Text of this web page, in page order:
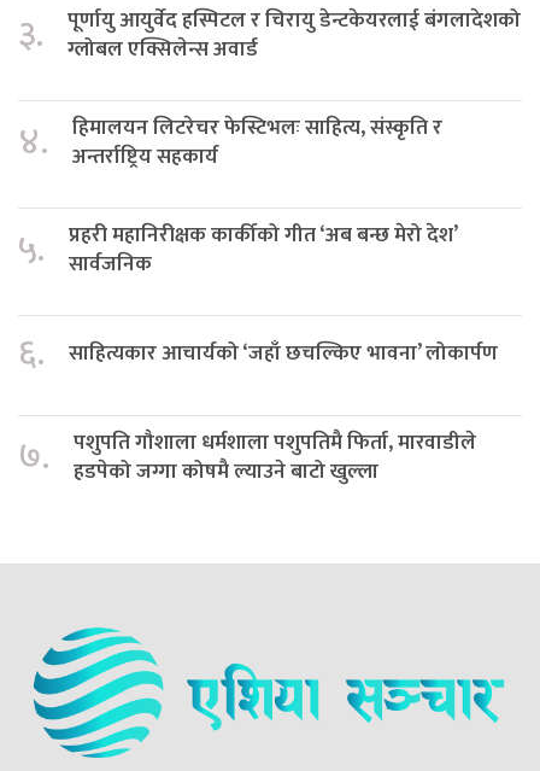
३.
पूर्णायु आयुर्वेद हस्पिटल र चिरायु डेन्टकेयरलाई बंगलादेशको
ग्लोबल एक्सिलेन्स अवार्ड
४.
हिमालयन लिटरेचर फेस्टिभलः साहित्य, संस्कृति र
अन्तर्राष्ट्रिय सहकार्य
५.
प्रहरी महानिरीक्षक कार्कीको गीत ‘अब बन्छ मेरो देश’
सार्वजनिक
६. साहित्यकार आचार्यको ‘जहाँ छचल्किए भावना’ लोकार्पण
७.
पशुपति गौशाला धर्मशाला पशुपतिमै फिर्ता, मारवाडीले
हडपेको जग्गा कोषमै ल्याउने बाटो खुल्ला